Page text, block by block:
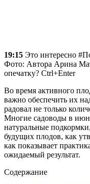
19:15 Это интересно
Фото: Автора Арина
опечатку? Ctrl+Enter
Во время активного
важно обеспечить их
радовал не только
Многие садоводы в
натуральные
будущих плодов, как
как показывает
ожидаемый результат.
Содержание